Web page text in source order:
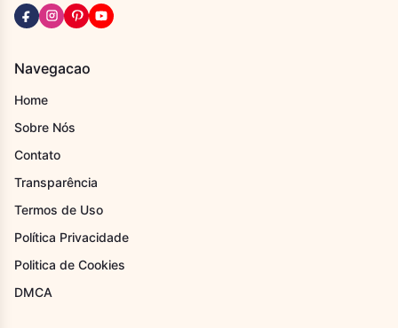
Navegacao
Home
Sobre Nós
Contato
Transparência
Termos de Uso
Política Privacidade
Politica de Cookies
DMCA